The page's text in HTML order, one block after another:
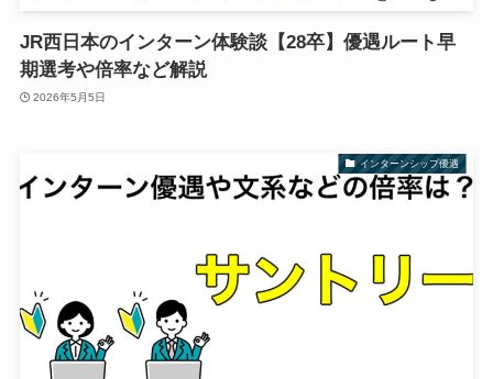
JR西日本のインターン体験談【28卒】優遇ルート早
期選考や倍率など解説
2026年5月5日
インターンシップ優遇